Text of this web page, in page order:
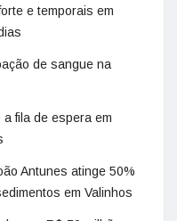
e temporais em
de sangue na
fila de espera em
Antunes atinge 50%
em Valinhos